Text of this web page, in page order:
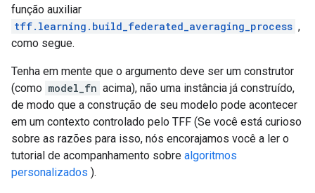
função auxiliar
tff.learning.build_federated_averaging_process ,
como segue.
Tenha em mente que o argumento deve ser um construtor
(como model_fn acima), não uma instância já construído,
de modo que a construção de seu modelo pode acontecer
em um contexto controlado pelo TFF (Se você está curioso
sobre as razões para isso, nós encorajamos você a ler o
tutorial de acompanhamento sobre algoritmos
personalizados ).